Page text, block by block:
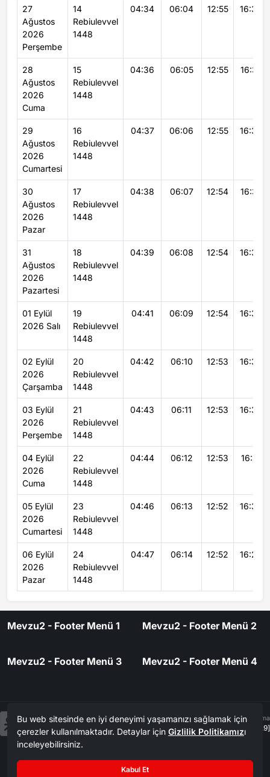
27
Ağustos
2026
Perşembe
14
Rebiulevvel
1448
04:34 06:04 12:55 16:38
28
Ağustos
2026
Cuma
15
Rebiulevvel
1448
04:36 06:05 12:55 16:37
29
Ağustos
2026
Cumartesi
16
Rebiulevvel
1448
04:37 06:06 12:55 16:36
30
Ağustos
2026
Pazar
17
Rebiulevvel
1448
04:38 06:07 12:54 16:35
31
Ağustos
2026
Pazartesi
18
Rebiulevvel
1448
04:39 06:08 12:54 16:34
01 Eylül
2026 Salı
19
Rebiulevvel
1448
04:41 06:09 12:54 16:34
02 Eylül
2026
Çarşamba
20
Rebiulevvel
1448
04:42 06:10 12:53 16:33
03 Eylül
2026
Perşembe
21
Rebiulevvel
1448
04:43 06:11 12:53 16:32
04 Eylül
2026
Cuma
22
Rebiulevvel
1448
04:44 06:12 12:53 16:31
05 Eylül
2026
Cumartesi
23
Rebiulevvel
1448
04:46 06:13 12:52 16:30
06 Eylül
2026
Pazar
24
Rebiulevvel
1448
04:47 06:14 12:52 16:29
Mevzu2 - Footer Menü 1 Mevzu2 - Footer Menü 2
Mevzu2 - Footer Menü 3 Mevzu2 - Footer Menü 4
Tasarım & Yazılım
KeremER
Tema
Mevzu² [v1.3.9]
Copyright Aksiyon Gazetesi – Haber 2010 - 2026. Tüm Hakları Saklıdır.
Bu web sitesinde en iyi deneyimi yaşamanızı sağlamak için
çerezler kullanılmaktadır. Detaylar için Gizlilik Politikamızı
inceleyebilirsiniz.
Kabul Et